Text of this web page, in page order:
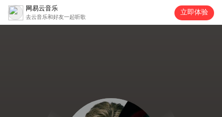
网易云音乐
去云音乐和好友一起听歌
立即体验